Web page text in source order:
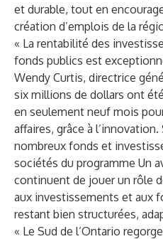
et durable, tout en
création d’emplois de la
« La rentabilité des
fonds publics est
Wendy Curtis, directrice
six millions de dollars ont
en seulement neuf mois
affaires, grâce à l’innovation.
nombreux fonds et
sociétés du programme Un
continuent de jouer un rôle
aux investissements et aux
restant bien structurées,
« Le Sud de l’Ontario